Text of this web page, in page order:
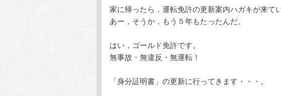
テ
ツ
へ
ン
へ
移
家に帰ったら，運転免許の更新案内ハガキが来てい
あー，そうか，もう５年もたったんだ。
はい，ゴールド免許です。
無事故・無違反・無運転！
「身分証明書」の更新に行ってきます・・・。